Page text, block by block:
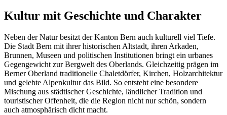
Kultur mit Geschichte und Charakter
Neben der Natur besitzt der Kanton Bern auch kulturell viel Tiefe.
Die Stadt Bern mit ihrer historischen Altstadt, ihren Arkaden,
Brunnen, Museen und politischen Institutionen bringt ein urbanes
Gegengewicht zur Bergwelt des Oberlands. Gleichzeitig prägen im
Berner Oberland traditionelle Chaletdörfer, Kirchen, Holzarchitektur
und gelebte Alpenkultur das Bild. So entsteht eine besondere
Mischung aus städtischer Geschichte, ländlicher Tradition und
touristischer Offenheit, die die Region nicht nur schön, sondern
auch atmosphärisch dicht macht.